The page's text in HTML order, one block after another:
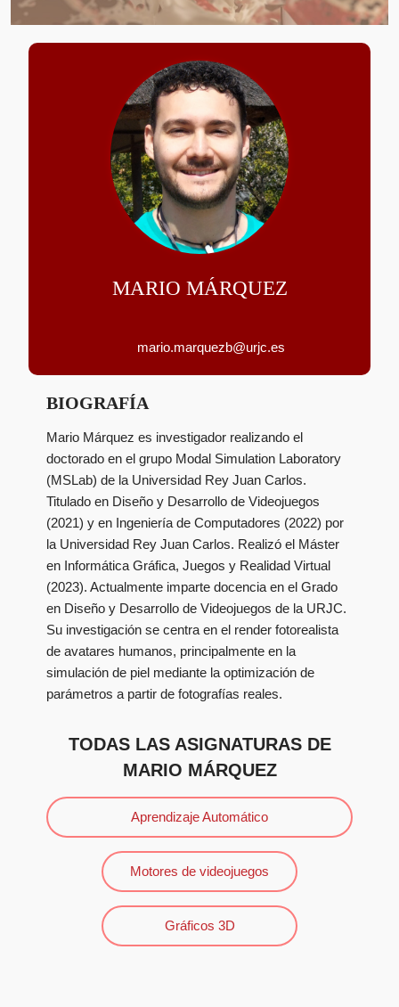
MARIO MÁRQUEZ
mario.marquezb@urjc.es
BIOGRAFÍA
Mario Márquez es investigador realizando el
doctorado en el grupo Modal Simulation Laboratory
(MSLab) de la Universidad Rey Juan Carlos.
Titulado en Diseño y Desarrollo de Videojuegos
(2021) y en Ingeniería de Computadores (2022) por
la Universidad Rey Juan Carlos. Realizó el Máster
en Informática Gráfica, Juegos y Realidad Virtual
(2023). Actualmente imparte docencia en el Grado
en Diseño y Desarrollo de Videojuegos de la URJC.
Su investigación se centra en el render fotorealista
de avatares humanos, principalmente en la
simulación de piel mediante la optimización de
parámetros a partir de fotografías reales.
TODAS LAS ASIGNATURAS DE
MARIO MÁRQUEZ
Aprendizaje Automático
Motores de videojuegos
Gráficos 3D